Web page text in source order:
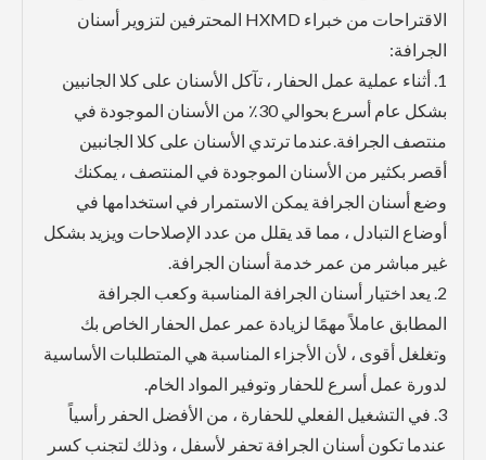
الاقتراحات من خبراء HXMD المحترفين لتزوير أسنان
الجرافة:
1. أثناء عملية عمل الحفار ، تآكل الأسنان على كلا الجانبين
بشكل عام أسرع بحوالي 30٪ من الأسنان الموجودة في
منتصف الجرافة.عندما ترتدي الأسنان على كلا الجانبين
أقصر بكثير من الأسنان الموجودة في المنتصف ، يمكنك
وضع أسنان الجرافة يمكن الاستمرار في استخدامها في
أوضاع التبادل ، مما قد يقلل من عدد الإصلاحات ويزيد بشكل
غير مباشر من عمر خدمة أسنان الجرافة.
2. يعد اختيار أسنان الجرافة المناسبة وكعب الجرافة
المطابق عاملاً مهمًا لزيادة عمر عمل الحفار الخاص بك
وتغلغل أقوى ، لأن الأجزاء المناسبة هي المتطلبات الأساسية
لدورة عمل أسرع للحفار وتوفير المواد الخام.
3. في التشغيل الفعلي للحفارة ، من الأفضل الحفر رأسياً
عندما تكون أسنان الجرافة تحفر لأسفل ، وذلك لتجنب كسر